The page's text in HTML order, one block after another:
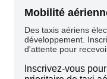
Mobilité
Des taxis aériens
développement.
d'attente pour
Inscrivez-vous